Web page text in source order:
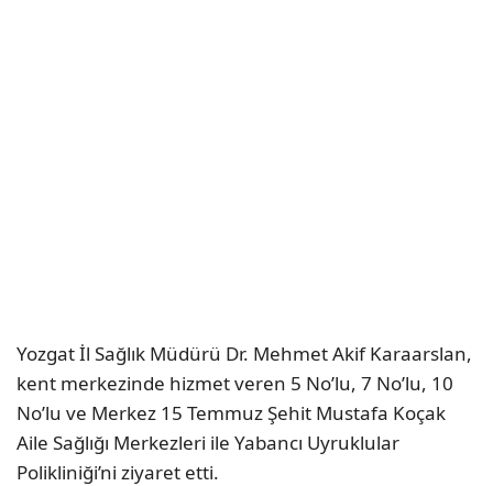
Yozgat İl Sağlık Müdürü Dr. Mehmet Akif Karaarslan,
kent merkezinde hizmet veren 5 No’lu, 7 No’lu, 10
No’lu ve Merkez 15 Temmuz Şehit Mustafa Koçak
Aile Sağlığı Merkezleri ile Yabancı Uyruklular
Polikliniği’ni ziyaret etti.